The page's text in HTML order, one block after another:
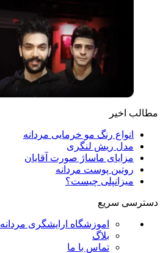
مطالب اخیر
انواع رنگ مو خرمایی مردانه
مدل ریش لنگری
مزایای ماساژ صورت آقایان
روتین پوست مردانه
میزانپلی چیست؟
دسترسی سریع
اموزشگاه ارایشگری مردانه
بلاگ
تماس با ما